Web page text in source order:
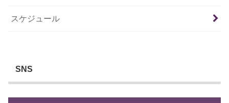
スケジュール
SNS